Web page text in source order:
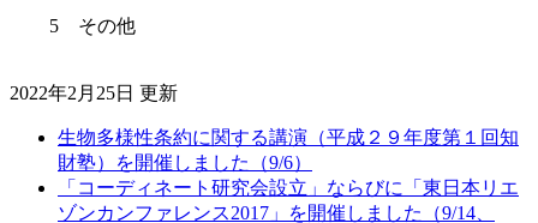
5 その他
2022年2月25日 更新
生物多様性条約に関する講演（平成２９年度第１回知
財塾）を開催しました（9/6）
「コーディネート研究会設立」ならびに「東日本リエ
ゾンカンファレンス2017」を開催しました（9/14、